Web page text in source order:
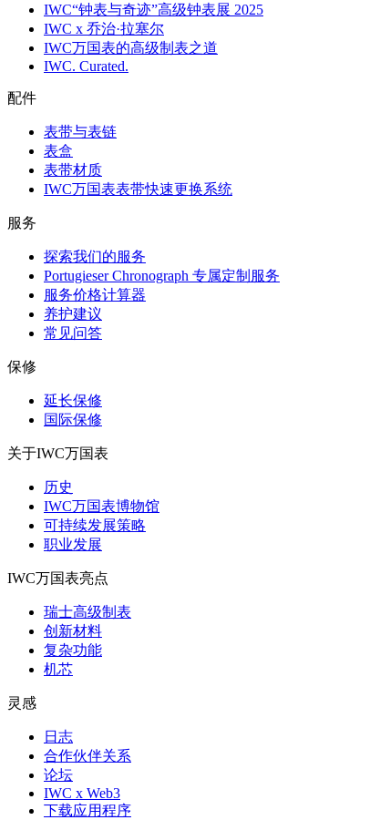
IWC“钟表与奇迹”高级钟表展 2025
IWC x 乔治·拉塞尔
IWC万国表的高级制表之道
IWC. Curated.
配件
表带与表链
表盒
表带材质
IWC万国表表带快速更换系统
服务
探索我们的服务
Portugieser Chronograph 专属定制服务
服务价格计算器
养护建议
常见问答
保修
延长保修
国际保修
关于IWC万国表
历史
IWC万国表博物馆
可持续发展策略
职业发展
IWC万国表亮点
瑞士高级制表
创新材料
复杂功能
机芯
灵感
日志
合作伙伴关系
论坛
IWC x Web3
下载应用程序